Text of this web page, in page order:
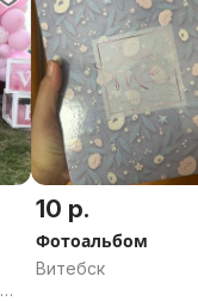
10 р.
Фотоальбом
Витебск